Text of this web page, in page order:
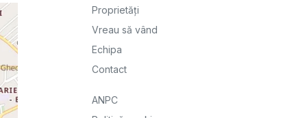
Proprietăți
Vreau să vând
Echipa
Contact
ANPC